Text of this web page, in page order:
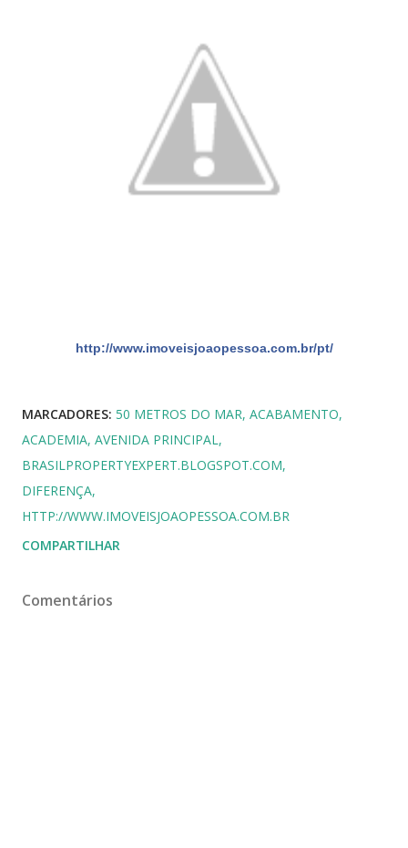
http://www.imoveisjoaopessoa.com.br/pt/
MARCADORES: 50 METROS DO MAR ACABAMENTO
ACADEMIA AVENIDA PRINCIPAL
BRASILPROPERTYEXPERT.BLOGSPOT.COM
DIFERENÇA
HTTP://WWW.IMOVEISJOAOPESSOA.COM.BR
COMPARTILHAR
Comentários